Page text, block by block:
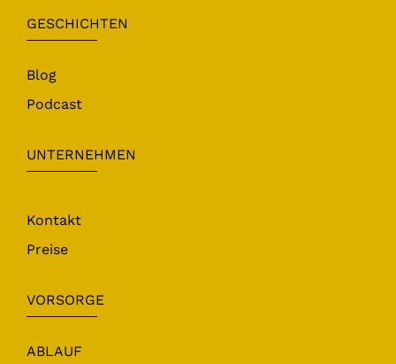
GESCHICHTEN
Blog
Podcast
UNTERNEHMEN
Kontakt
Preise
VORSORGE
ABLAUF